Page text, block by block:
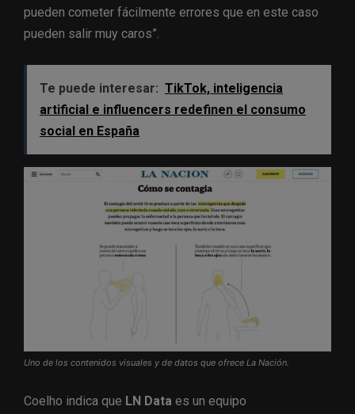
pueden cometer fácilmente errores que en este caso
pueden salir muy caros”.
Te puede interesar: TikTok, inteligencia
artificial e influencers redefinen el consumo
social en España
Uno de los contenidos visuales y de datos que ofrece La Nación.
Coelho indica que LN Data es un equipo